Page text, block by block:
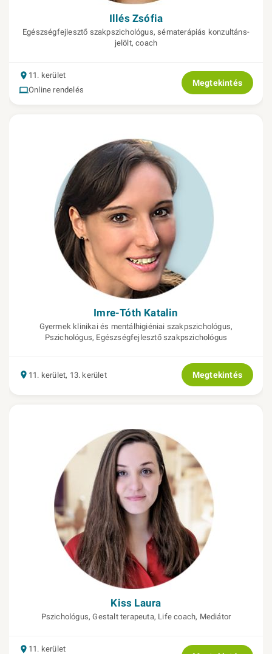
Illés Zsófia
Egészségfejlesztő szakpszichológus, sématerápiás konzultáns-
jelölt, coach
11. kerület
Online rendelés
Megtekintés
Imre-Tóth Katalin
Gyermek klinikai és mentálhigiéniai szakpszichológus,
Pszichológus, Egészségfejlesztő szakpszichológus
11. kerület, 13. kerület Megtekintés
Kiss Laura
Pszichológus, Gestalt terapeuta, Life coach, Mediátor
11. kerület